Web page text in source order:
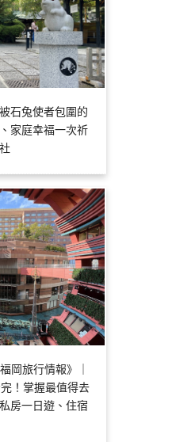
石兔使者包圍的
家庭幸福一次祈
岡旅行情報》｜
！掌握最值得去
房一日遊、住宿